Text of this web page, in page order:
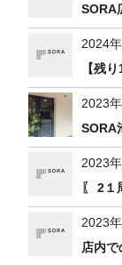
SORA
2024
【残
2023
SORA
2023
〖 2１
2023
店内